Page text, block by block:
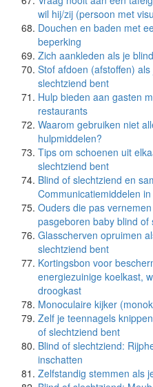
wil hij/zij (persoon met
Douchen en baden met
beperking
Zich aankleden als je
Stof afdoen (afstoffen)
slechtziend bent
Hulp bieden aan gasten
restaurants
Waarom gebruiken niet
hulpmiddelen?
Tips om schoenen uit
slechtziend bent
Blind of slechtziend en
Communicatiemiddelen
Ouders die pas
pasgeboren baby blind of
Glasscherven opruimen
slechtziend bent
Kortingsbon voor
energiezuinige koelkast,
droogkast
Monoculaire kijker
Zelf je teennagels
of slechtziend bent
Blind of slechtziend:
inschatten
Zelfstandig stemmen als